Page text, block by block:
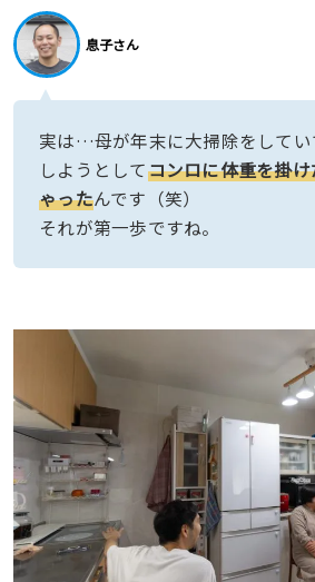
息子さん
実は…母が年末に大掃除をしてい
しようとしてコンロに体重を掛
ゃったんです（笑）
それが第一歩ですね。